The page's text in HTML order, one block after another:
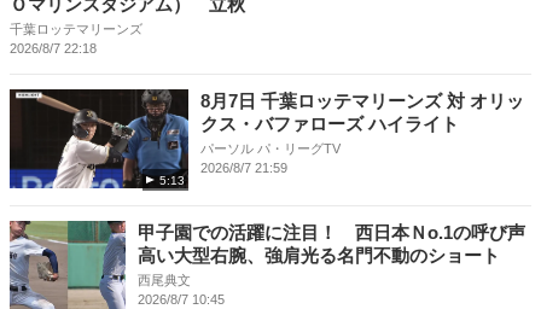
千葉ロッテマリーンズ
2026/8/7 22:18
5:13
8月7日 千葉ロッテマリーンズ 対 オリッ
クス・バファローズ ハイライト
パーソル パ・リーグTV
2026/8/7 21:59
甲子園での活躍に注目！ 西日本Ｎo.1の呼び声
高い大型右腕、強肩光る名門不動のショート
西尾典文
2026/8/7 10:45